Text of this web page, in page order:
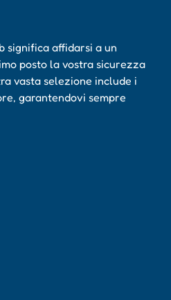
significa affidarsi a un
posto la vostra sicurezza
vasta selezione include i
garantendovi sempre